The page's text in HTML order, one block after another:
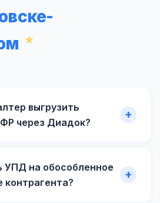
выгрузить
через Диадок?
УПД на обособленное